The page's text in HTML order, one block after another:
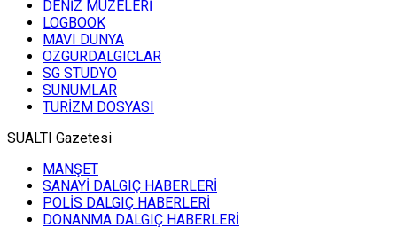
DENİZ MÜZELERİ
LOGBOOK
MAVI DUNYA
OZGURDALGICLAR
SG STUDYO
SUNUMLAR
TURİZM DOSYASI
SUALTI Gazetesi
MANŞET
SANAYİ DALGIÇ HABERLERİ
POLİS DALGIÇ HABERLERİ
DONANMA DALGIÇ HABERLERİ